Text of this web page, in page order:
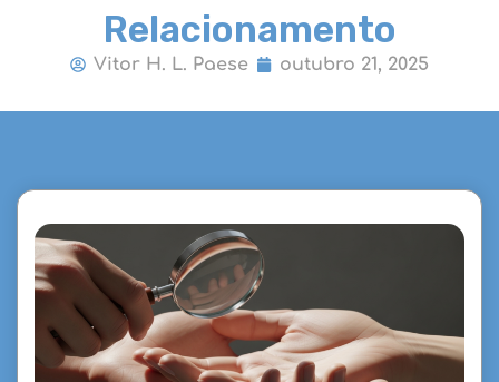
Relacionamento
Vitor H. L. Paese outubro 21, 2025